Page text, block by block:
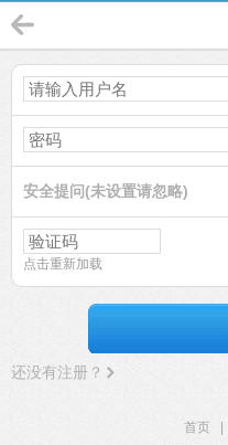
安全提问(未设置请忽略)
点击重新加载
还没有注册？
首页